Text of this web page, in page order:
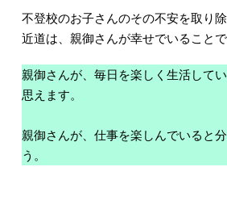
不登校のお子さんのその不安を取り
近道は、親御さんが幸せでいることで
親御さんが、毎日を楽しく生活して
思えます。
親御さんが、仕事を楽しんでいると
う。